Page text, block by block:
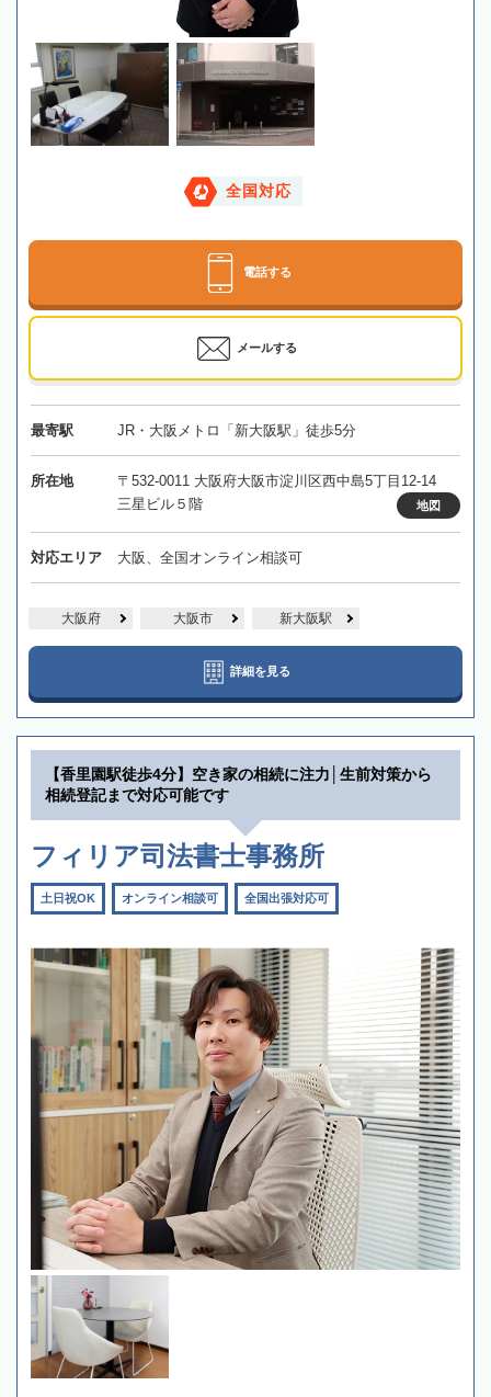
全国対応
電話する
メールする
最寄駅 JR・大阪メトロ「新大阪駅」徒歩5分
所在地
〒532-0011 大阪府大阪市淀川区西中島5丁目12-14
三星ビル５階
地図
対応エリア 大阪、全国オンライン相談可
大阪府 大阪市 新大阪駅
詳細を見る
【香里園駅徒歩4分】空き家の相続に注力│生前対策から
相続登記まで対応可能です
フィリア司法書士事務所
土日祝OK オンライン相談可 全国出張対応可